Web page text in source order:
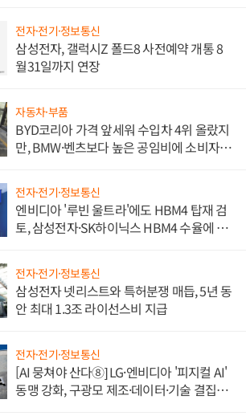
전자·전기·정보통신
삼성전자, 갤럭시Z 폴드8 사전예약 개통 8
월31일까지 연장
자동차·부품
BYD코리아 가격 앞세워 수입차 4위 올랐지
만, BMW·벤츠보다 높은 공임비에 소비자
전자·전기·정보통신
엔비디아 '루빈 울트라'에도 HBM4 탑재 검
토, 삼성전자·SK하이닉스 HBM4 수율에 주
전자·전기·정보통신
삼성전자 넷리스트와 특허분쟁 매듭, 5년 동
안 최대 1.3조 라이선스비 지급
전자·전기·정보통신
[AI 뭉쳐야 산다⑧] LG·엔비디아 '피지컬 AI'
동맹 강화, 구광모 제조·데이터·기술 결집